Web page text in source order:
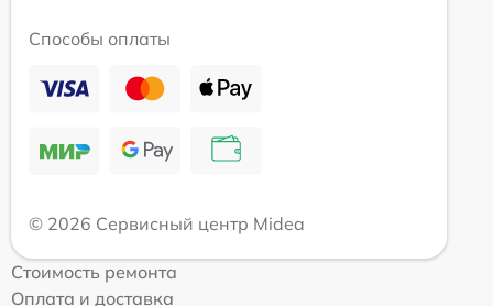
Способы оплаты
© 2026 Сервисный центр Midea
Стоимость ремонта
Оплата и доставка